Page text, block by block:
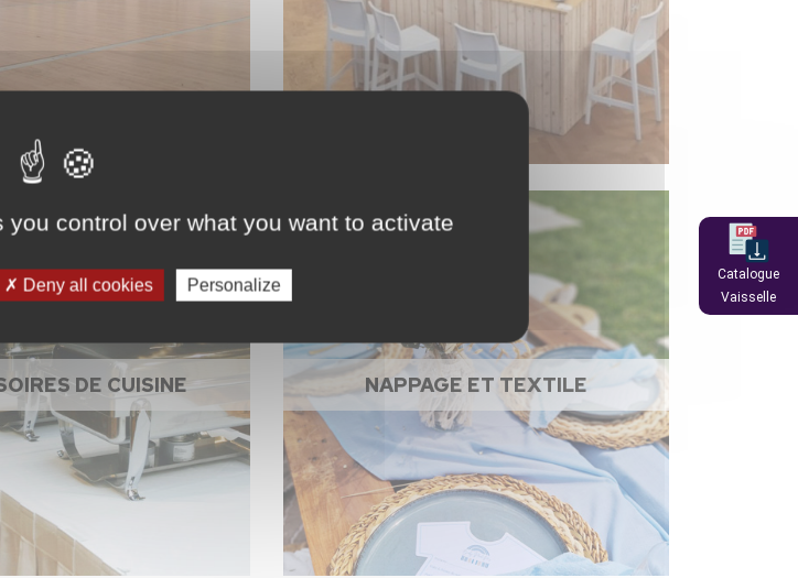
DE CUISINE NAPPAGE ET TEXTILE
Catalogue
Vaisselle
control over what you want to activate
Deny all cookies Personalize